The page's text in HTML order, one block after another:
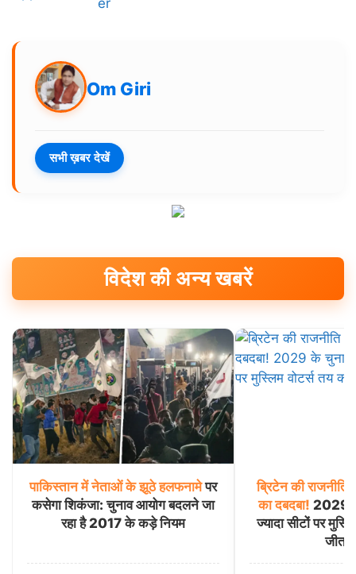
Om Giri
सभी ख़बर देखें
विदेश की अन्य खबरें
पाकिस्तान में नेताओं के झूठे हलफनामेपर
कसेगा शिकंजा: चुनाव आयोग बदलने जा
रहा है 2017 के कड़े नियम
ब्रिटेन की राजनीति
का दबदबा! 2029
ज्यादा सीटों पर
जीत-